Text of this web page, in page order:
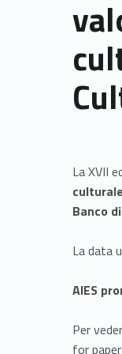
La XVII
culturale
Banco
La data
AIES
Per
for